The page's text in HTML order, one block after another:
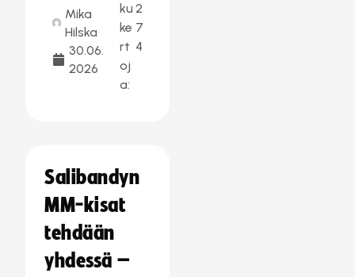
Mika
Hilska
30.06.
2026
ku
ke
rt
oj
a:
2
7
4
Salibandyn
MM-kisat
tehdään
yhdessä –